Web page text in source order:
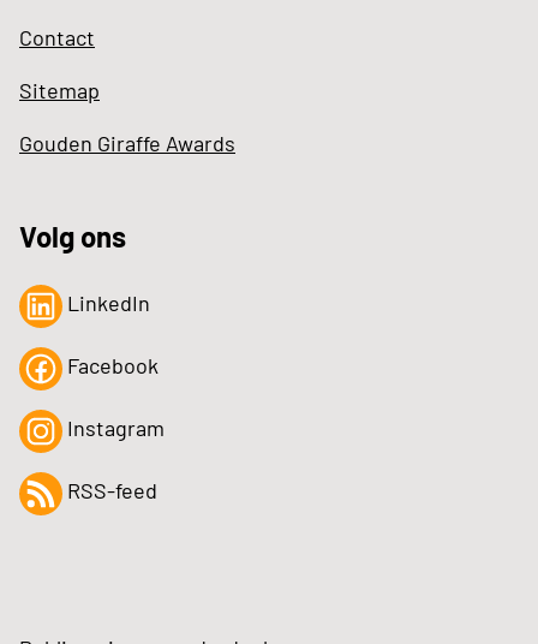
Contact
Sitemap
Gouden Giraffe Awards
Volg ons
LinkedIn
Facebook
Instagram
RSS-feed